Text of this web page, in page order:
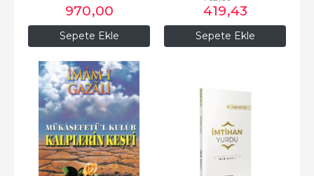
Sepete Ekle
970,00
Sepete Ekle
419,43